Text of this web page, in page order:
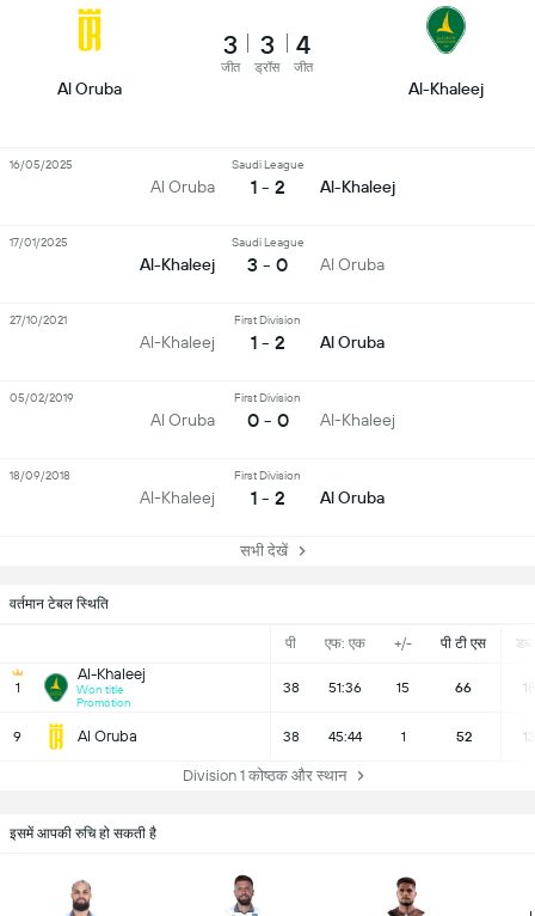
वर्तमान टेबल स्थिति
पी एफ: एक +/- पी टी एस
1
Al-Khaleej
Won title
Promotion
38 51:36 15 66 18
9 Al Oruba 38 45:44 1 52 13
Division 1 कोष्ठक और स्थान
Al Oruba
3
जीत
3
ड्रॉस
4
जीत
Al-Khaleej
Al Oruba
Saudi League
1 - 2 Al-Khaleej
16/05/2025
Al-Khaleej
Saudi League
3 - 0 Al Oruba
17/01/2025
Al-Khaleej
First Division
1 - 2 Al Oruba
27/10/2021
Al Oruba
First Division
0 - 0 Al-Khaleej
05/02/2019
Al-Khaleej
First Division
1 - 2 Al Oruba
18/09/2018
सभी देखें
इसमें आपकी रुचि हो सकती है